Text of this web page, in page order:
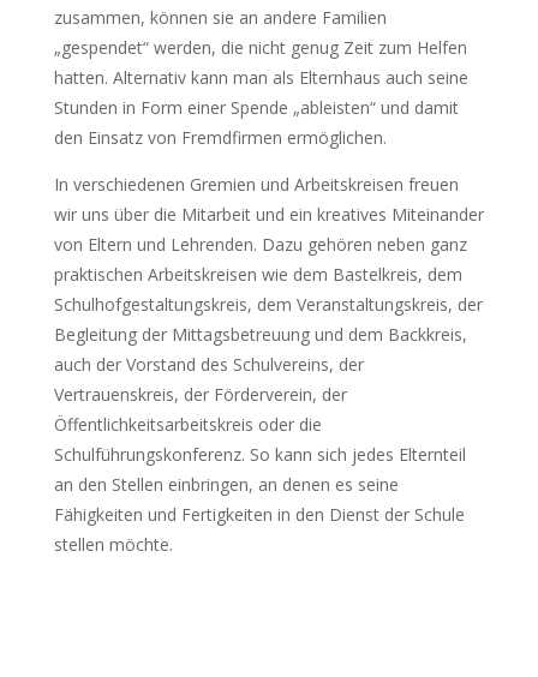
zusammen, können sie an andere Familien
„gespendet“ werden, die nicht genug Zeit zum Helfen
hatten. Alternativ kann man als Elternhaus auch seine
Stunden in Form einer Spende „ableisten“ und damit
den Einsatz von Fremdfirmen ermöglichen.
In verschiedenen Gremien und Arbeitskreisen freuen
wir uns über die Mitarbeit und ein kreatives Miteinander
von Eltern und Lehrenden. Dazu gehören neben ganz
praktischen Arbeitskreisen wie dem Bastelkreis, dem
Schulhofgestaltungskreis, dem Veranstaltungskreis, der
Begleitung der Mittagsbetreuung und dem Backkreis,
auch der Vorstand des Schulvereins, der
Vertrauenskreis, der Förderverein, der
Öffentlichkeitsarbeitskreis oder die
Schulführungskonferenz. So kann sich jedes Elternteil
an den Stellen einbringen, an denen es seine
Fähigkeiten und Fertigkeiten in den Dienst der Schule
stellen möchte.